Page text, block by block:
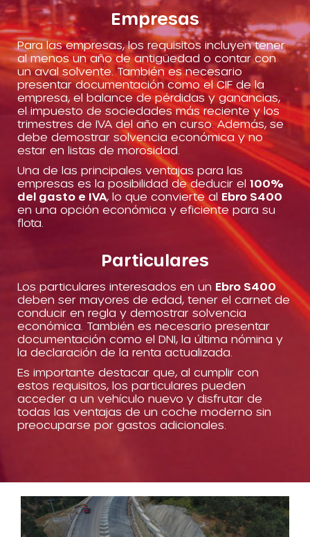
Empresas
Para las empresas, los requisitos incluyen tener
al menos un año de antigüedad o contar con
un aval solvente. También es necesario
presentar documentación como el CIF de la
empresa, el balance de pérdidas y ganancias,
el impuesto de sociedades más reciente y los
trimestres de IVA del año en curso. Además, se
debe demostrar solvencia económica y no
estar en listas de morosidad.
Una de las principales ventajas para las
empresas es la posibilidad de deducir el 100%
del gasto e IVA, lo que convierte al Ebro S400
en una opción económica y eficiente para su
flota.
Particulares
Los particulares interesados en un Ebro S400
deben ser mayores de edad, tener el carnet de
conducir en regla y demostrar solvencia
económica. También es necesario presentar
documentación como el DNI, la última nómina y
la declaración de la renta actualizada.
Es importante destacar que, al cumplir con
estos requisitos, los particulares pueden
acceder a un vehículo nuevo y disfrutar de
todas las ventajas de un coche moderno sin
preocuparse por gastos adicionales.